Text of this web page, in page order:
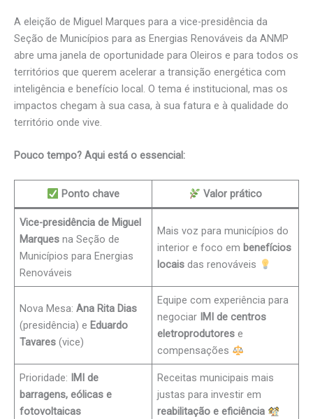
A eleição de Miguel Marques para a vice-presidência da
Seção de Municípios para as Energias Renováveis da ANMP
abre uma janela de oportunidade para Oleiros e para todos os
territórios que querem acelerar a transição energética com
inteligência e benefício local. O tema é institucional, mas os
impactos chegam à sua casa, à sua fatura e à qualidade do
território onde vive.
Pouco tempo? Aqui está o essencial:
Ponto chave Valor prático
Vice-presidência de Miguel
Marques na Seção de
Municípios para Energias
Renováveis
Mais voz para municípios do
interior e foco em benefícios
locais das renováveis
Nova Mesa:Ana Rita Dias
(presidência) e Eduardo
Tavares (vice)
Equipe com experiência para
negociar IMI de centros
eletroprodutores e
compensações
Prioridade:
IMI de
barragens, eólicas e
fotovoltaicas
Receitas municipais mais
justas para investir em
reabilitação e eficiência